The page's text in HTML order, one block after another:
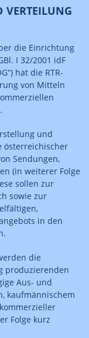
VERTEILUNG
die Einrichtung
I 32/2001 idF
hat die RTR-
von Mitteln
und
österreichischer
Sendungen,
(in weiterer Folge
sollen zur
sowie zur
in den
die
produzierenden
Aus- und
kaufmännischem
Folge kurz